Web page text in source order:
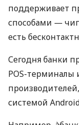
поддерживает
способами —
есть
Сегодня банки
POS-
системой